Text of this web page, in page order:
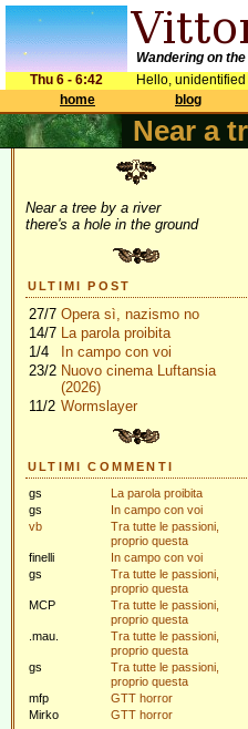
Wandering on
Thu 6 - 6:42
Hello,
home
blog
Near a
Near a tree by a river
there's a hole in the ground
ULTIMI POST
27/7 Opera sì, nazismo no
14/7 La parola proibita
1/4
In campo con voi
23/2 Nuovo cinema Luftansia
(2026)
11/2 Wormslayer
ULTIMI COMMENTI
gs
La parola proibita
gs
In campo con voi
vb
Tra tutte le passioni,
proprio questa
finelli
In campo con voi
gs
Tra tutte le passioni,
proprio questa
MCP
Tra tutte le passioni,
proprio questa
.mau.
Tra tutte le passioni,
proprio questa
gs
Tra tutte le passioni,
proprio questa
mfp
GTT horror
Mirko
GTT horror